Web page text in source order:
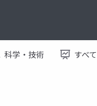
科学・技術 すべ